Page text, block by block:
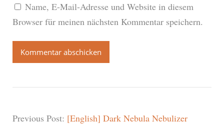
Name, E-Mail-Adresse und Website in diesem
Browser für meinen nächsten Kommentar speichern.
Previous Post: [English] Dark Nebula Nebulizer